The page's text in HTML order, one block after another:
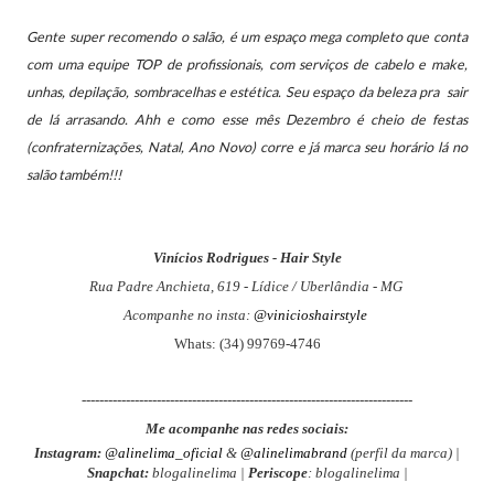
Gente super recomendo o salão, é um espaço mega completo que conta
com uma equipe TOP de profissionais, com serviços de cabelo e make,
unhas, depilação, sombracelhas e estética. Seu espaço da beleza pra sair
de lá arrasando. Ahh e como esse mês Dezembro é cheio de festas
(confraternizações, Natal, Ano Novo) corre e já marca seu horário lá no
salão também!!!
Vinícios Rodrigues - Hair Style
Rua Padre Anchieta, 619 - Lídice / Uberlândia - MG
Acompanhe no insta: @vinicioshairstyle
Whats: (34) 99769-4746
---------------------------------------------------------------------------
Me acompanhe nas redes sociais:
Instagram: @alinelima_oficial & @alinelimabrand (perfil da marca) |
Snapchat:blogalinelima | Periscope: blogalinelima |